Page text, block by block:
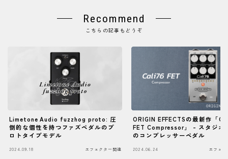
Recommend
こちらの記事もどうぞ
Limetone Audio fuzzhog proto: 圧
倒的な個性を持つファズペダルのプ
ロトタイプモデル
2024.09.18 エフェクター関連
ORIGIN EFFECTSの最新作「
FET Compressor」 - スタジオ
のコンプレッサーペダル
2024.06.24 エフェ